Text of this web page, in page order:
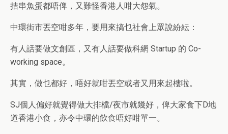
拮串魚蛋都唔俾，又難怪香港人咁大怨氣。
中環街市丟空咁多年，要用來搞乜社會上眾說紛紜：
有人話要做文創區，又有人話要做科網 Startup 的 Co-
working space。
其實，做乜都好，唔好就咁丟空或者又用來起樓啦。
SJ個人偏好就覺得做大排檔/夜市就幾好，俾大家食下D地
道香港小食，亦令中環的飲食唔好咁單一。